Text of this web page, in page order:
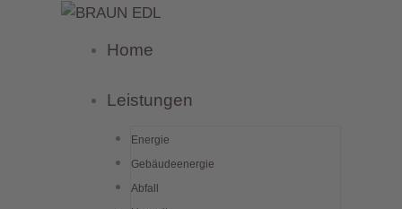
Home
Leistungen
Energie
Gebäudeenergie
Abfall